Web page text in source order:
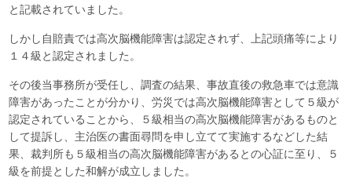
と記載されていました。
しかし自賠責では高次脳機能障害は認定されず、上記頭痛等により
１４級と認定されました。
その後当事務所が受任し、調査の結果、事故直後の救急車では意識
障害があったことが分かり、労災では高次脳機能障害として５級が
認定されていることから、５級相当の高次脳機能障害があるものと
して提訴し、主治医の書面尋問を申し立てて実施するなどした結
果、裁判所も５級相当の高次脳機能障害があるとの心証に至り、５
級を前提とした和解が成立しました。